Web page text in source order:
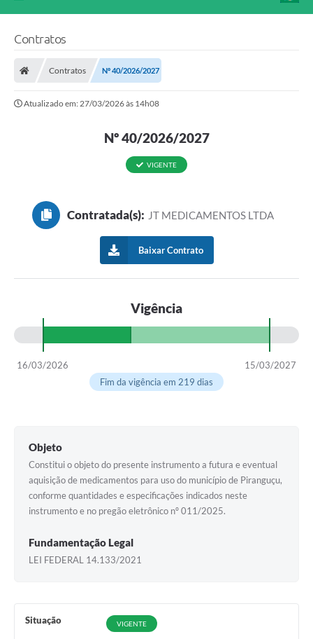
Contratos
Contratos Nº 40/2026/2027
Atualizado em: 27/03/2026 às 14h08
Nº 40/2026/2027
VIGENTE
Contratada(s): JT MEDICAMENTOS LTDA
Baixar Contrato
Vigência
16/03/2026
15/03/2027
Fim da vigência em 219 dias
Objeto
Constitui o objeto do presente instrumento a futura e eventual
aquisição de medicamentos para uso do município de Piranguçu,
conforme quantidades e especificações indicados neste
instrumento e no pregão eletrônico nº 011/2025.
Fundamentação Legal
LEI FEDERAL 14.133/2021
Situação VIGENTE